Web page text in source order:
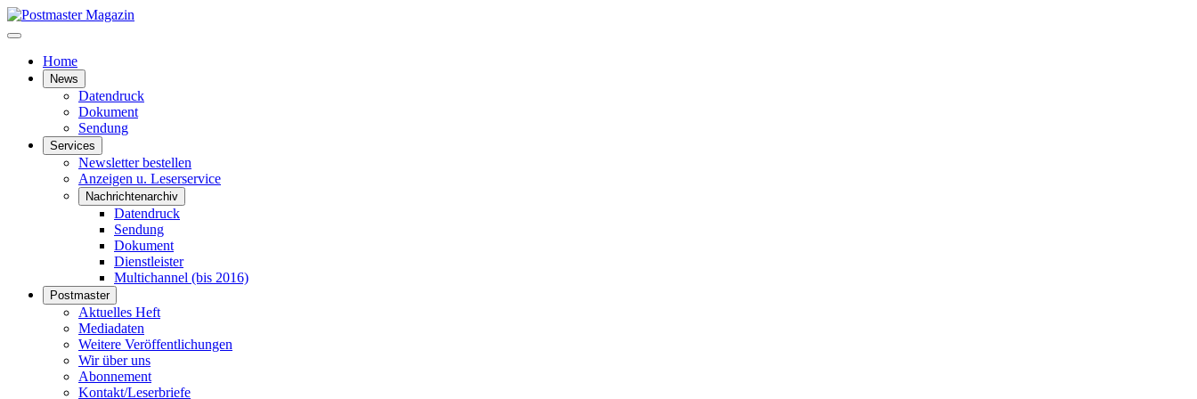
Home
News
Datendruck
Dokument
Sendung
Services
Newsletter bestellen
Anzeigen u. Leserservice
Nachrichtenarchiv
Datendruck
Sendung
Dokument
Dienstleister
Multichannel (bis 2016)
Postmaster
Aktuelles Heft
Mediadaten
Weitere Veröffentlichungen
Wir über uns
Abonnement
Kontakt/Leserbriefe